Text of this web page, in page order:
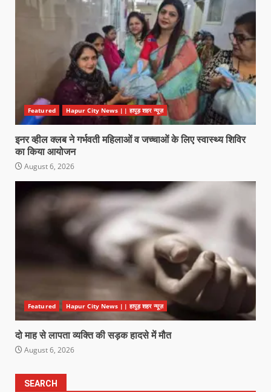
Featured Hapur City News || हापुड़ शहर न्यूज़
इनर व्हील क्लब ने गर्भवती महिलाओं व जच्चाओं के लिए स्वास्थ्य शिविर
का किया आयोजन
August 6, 2026
Featured Hapur City News || हापुड़ शहर न्यूज़
दो माह से लापता व्यक्ति की सड़क हादसे में मौत
August 6, 2026
SEARCH